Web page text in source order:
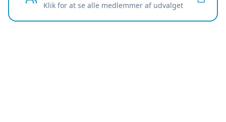
Klik for at se alle medlemmer af udvalget